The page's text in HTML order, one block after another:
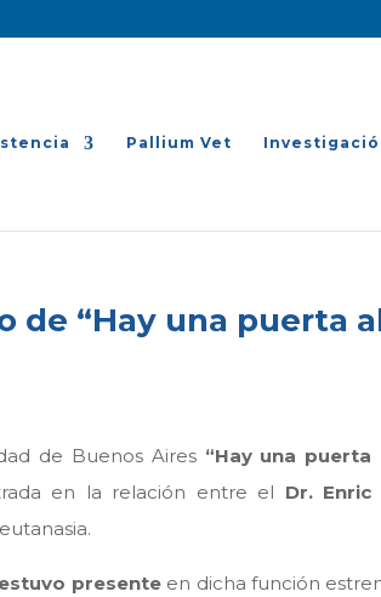
Pallium Vet
de “Hay una puerta
de Buenos Aires “Hay una puerta
en la relación entre el Dr. Enric
presenteen dicha función